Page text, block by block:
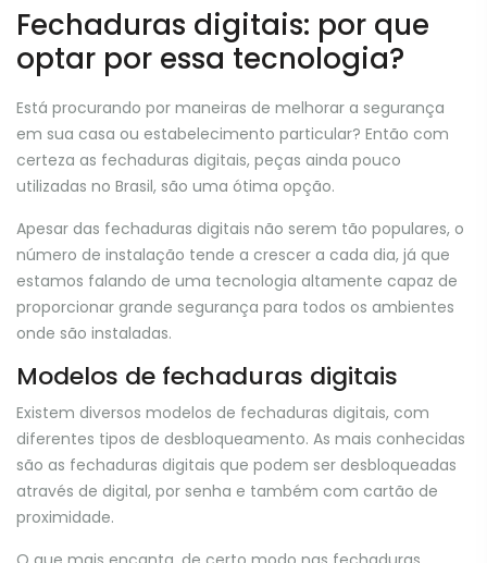
Fechaduras digitais: por que
optar por essa tecnologia?
Está procurando por maneiras de melhorar a segurança
em sua casa ou estabelecimento particular? Então com
certeza as fechaduras digitais, peças ainda pouco
utilizadas no Brasil, são uma ótima opção.
Apesar das fechaduras digitais não serem tão populares, o
número de instalação tende a crescer a cada dia, já que
estamos falando de uma tecnologia altamente capaz de
proporcionar grande segurança para todos os ambientes
onde são instaladas.
Modelos de fechaduras digitais
Existem diversos modelos de fechaduras digitais, com
diferentes tipos de desbloqueamento. As mais conhecidas
são as fechaduras digitais que podem ser desbloqueadas
através de digital, por senha e também com cartão de
proximidade.